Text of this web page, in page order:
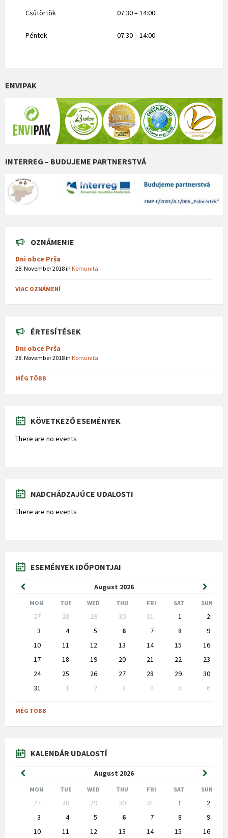
Csütörtök 07:30 – 14:00
Péntek 07:30 – 14:00
ENVIPAK
INTERREG – BUDUJEME PARTNERSTVÁ
OZNÁMENIE
Dni obce Prša
28. November 2018in Komunita
VIAC OZNÁMENÍ
ÉRTESÍTÉSEK
Dni obce Prša
28. November 2018in Komunita
MÉG TÖBB
KÖVETKEZŐ ESEMÉNYEK
There are no events
NADCHÁDZAJÚCE UDALOSTI
There are no events
ESEMÉNYEK IDŐPONTJAI
August 2026
Previous
Month
Month
MON TUE WED THU FRI SAT SUN
calendar
27 28 29 30 31 1
2
3
4 5 6 7 8
9
10
11 12 13 14 15
16
17
18 19 20 21 22
23
24
25 26 27 28 29
30
31
1 2 3 4 5
6
to
calendar
MÉG TÖBB
KALENDÁR UDALOSTÍ
August 2026
Previous
Month
Month
MON TUE WED THU FRI SAT SUN
calendar
27 28 29 30 31 1
2
3
4 5 6 7 8
9
10
11 12 13 14 15 16